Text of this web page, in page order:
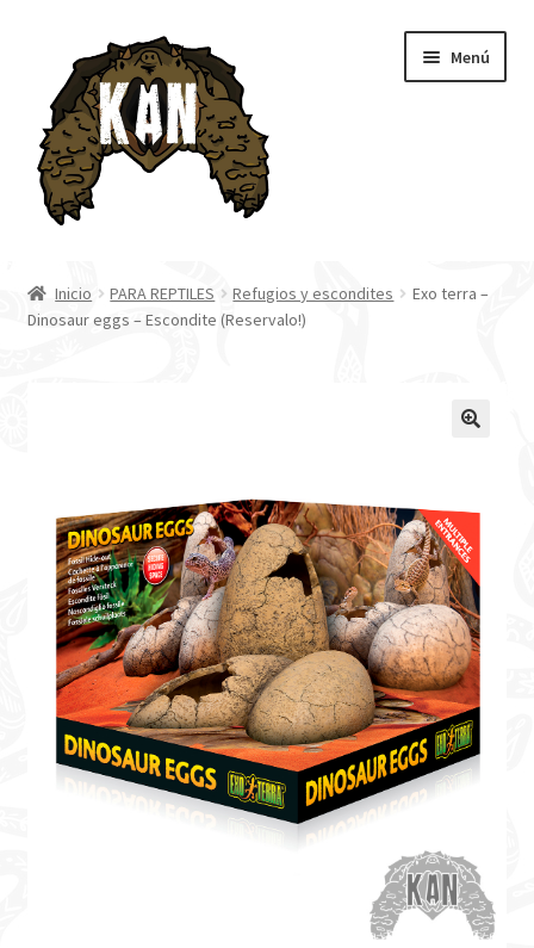
navegación
contenido
Menú
Tienda
Inicio PARA REPTILES Refugios y escondites
Exo terra –
Dinosaur eggs – Escondite (Reservalo!)